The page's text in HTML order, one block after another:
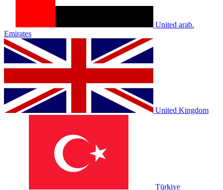
United arab.
Emirates
United Kingdom
Türkiye